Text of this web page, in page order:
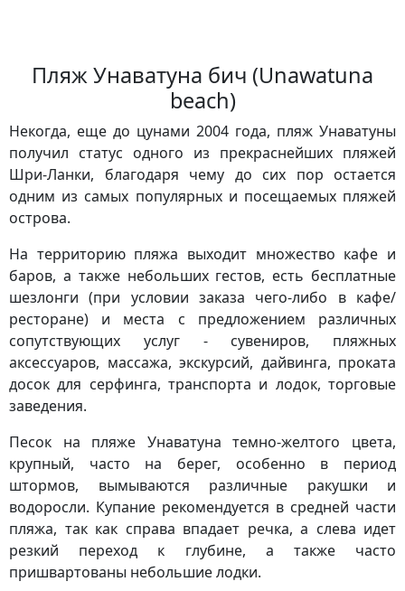
Пляж Унаватуна бич (Unawatuna
beach)
Некогда, еще до цунами 2004 года, пляж Унаватуны
получил статус одного из прекраснейших пляжей
Шри-Ланки, благодаря чему до сих пор остается
одним из самых популярных и посещаемых пляжей
острова.
На территорию пляжа выходит множество кафе и
баров, а также небольших гестов, есть бесплатные
шезлонги (при условии заказа чего-либо в кафе/
ресторане) и места с предложением различных
сопутствующих услуг - сувениров, пляжных
аксессуаров, массажа, экскурсий, дайвинга, проката
досок для серфинга, транспорта и лодок, торговые
заведения.
Песок на пляже Унаватуна темно-желтого цвета,
крупный, часто на берег, особенно в период
штормов, вымываются различные ракушки и
водоросли. Купание рекомендуется в средней части
пляжа, так как справа впадает речка, а слева идет
резкий переход к глубине, а также часто
пришвартованы небольшие лодки.